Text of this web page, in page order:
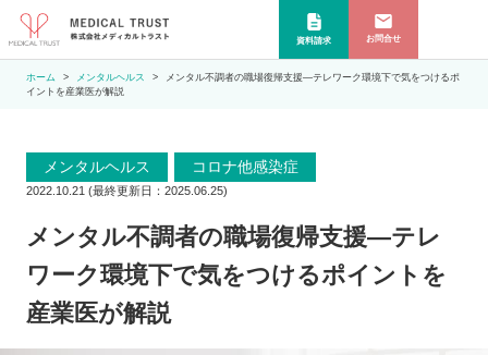
資料請求 お問合せ
ホーム メンタルヘルス
メンタル不調者の職場復帰支援―テレワーク環境下で気をつけるポ
イントを産業医が解説
メンタルヘルス コロナ他感染症
2022.10.21 (最終更新日： 2025.06.25)
メンタル不調者の職場復帰支援―テレ
ワーク環境下で気をつけるポイントを
産業医が解説